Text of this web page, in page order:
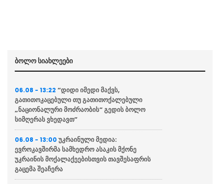
ბოლო სიახლეები
06.08 - 13:22 “დიდი იმედი მაქვს,
გათითოკაცებული თუ გათითოქალებული
„ნაციონალური მოძრაობის“ გედის ბოლო
სიმღერას ვხედავთ”
06.08 - 13:00 უკრაინული მედია:
ევროკავშირმა სამხედრო ასაკის მქონე
უკრაინის მოქალაქეებისთვის თავშესაფრის
გაცემა შეაჩერა